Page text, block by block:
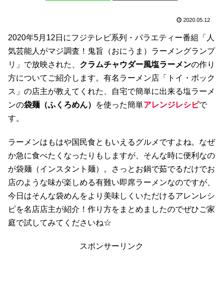
2020.05.12
2020年5月12日にフジテレビ系列・バラエティー番組「人
気芸能人がマジ調査！鬼旨（おにうま）ラーメングランプ
リ」で放映された、 クラムチャウダー風塩ラーメンの作り
方についてご紹介します。有名ラーメン店「トイ・ボック
ス」の店主が教えてくれた、自宅で簡単に出来る塩ラーメ
ンの袋麺（ふくろめん） を使った簡単アレンジレシピで
す。
ラーメンはもはや国民食ともいえるグルメですよね。なぜ
か急に食べたくなったりもしますが、そんな時に便利なの
が袋麺（インスタント麺）。さっとお鍋で茹でるだけでお
店のような味が楽しめる有難い即席ラーメンなのですが、
今日はそんな袋めんをより美味しくいただけるアレンレシ
ピを名店店主が紹介！作り方をまとめましたのでぜひご家
庭で試してみてくださいね☆
スポンサーリンク